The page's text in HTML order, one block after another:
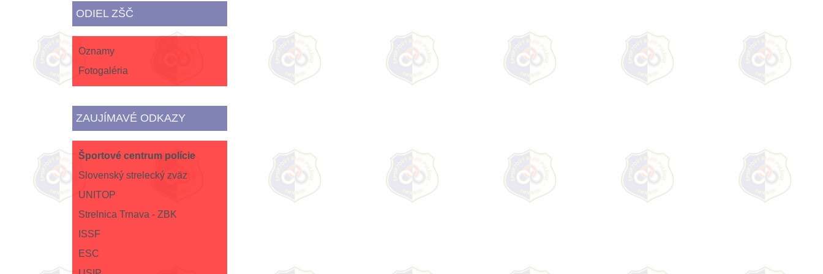
ODIEL ZŠČ
Oznamy
Fotogaléria
ZAUJÍMAVÉ ODKAZY
Športové centrum polície
Slovenský strelecký zväz
UNITOP
Strelnica Trnava - ZBK
ISSF
ESC